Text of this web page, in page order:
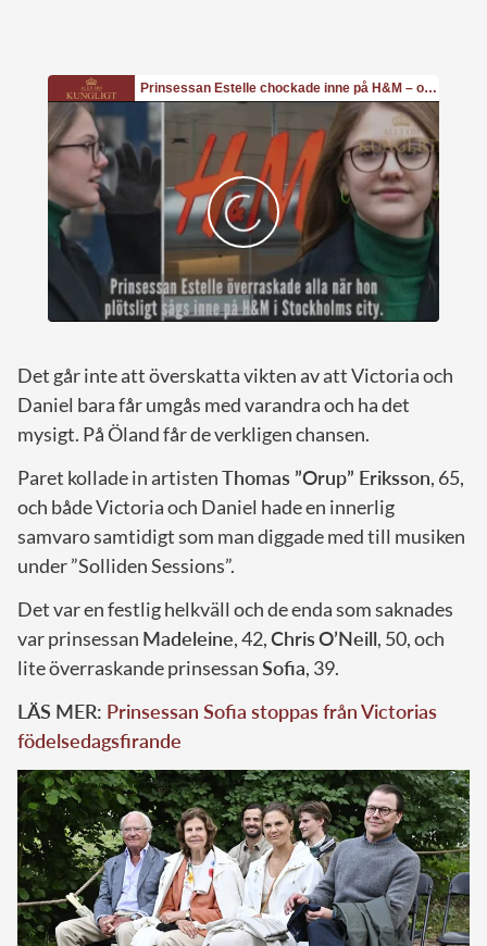
Det går inte att överskatta vikten av att Victoria och
Daniel bara får umgås med varandra och ha det
mysigt. På Öland får de verkligen chansen.
Paret kollade in artistenThomas ”Orup” Eriksson, 65,
och både Victoria och Daniel hade en innerlig
samvaro samtidigt som man diggade med till musiken
under ”Solliden Sessions”.
Det var en festlig helkväll och de enda som saknades
var prinsessan Madeleine, 42,ChrisO’Neill, 50, och
lite överraskande prinsessanSofia, 39.
LÄS MER: Prinsessan Sofia stoppas från Victorias
födelsedagsfirande